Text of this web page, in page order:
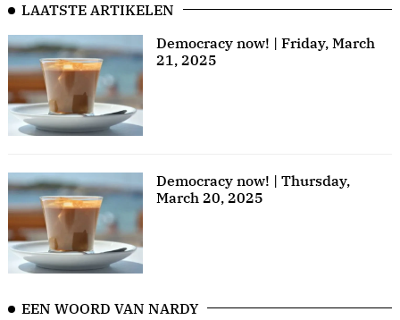
LAATSTE ARTIKELEN
Democracy now! | Friday, March
21, 2025
Democracy now! | Thursday,
March 20, 2025
EEN WOORD VAN NARDY